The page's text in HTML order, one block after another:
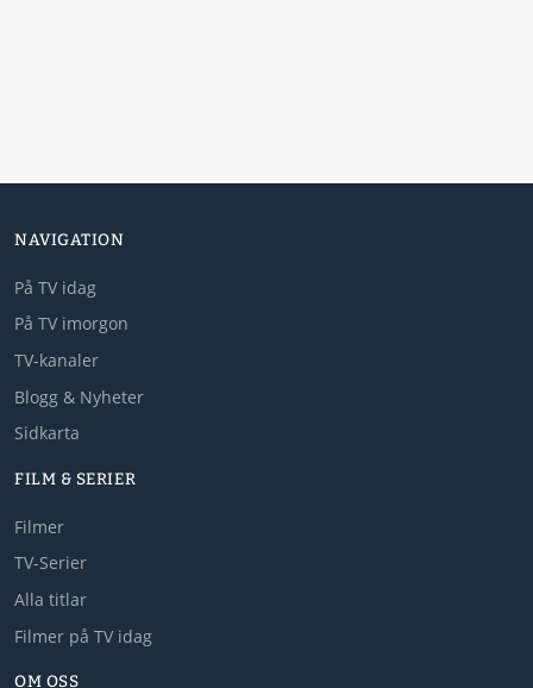
NAVIGATION
På TV idag
På TV imorgon
TV-kanaler
Blogg & Nyheter
Sidkarta
FILM & SERIER
Filmer
TV-Serier
Alla titlar
Filmer på TV idag
OM OSS